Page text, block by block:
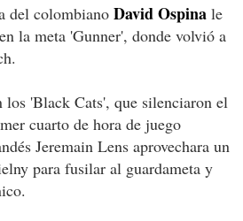
del colombiano David Ospina le
la meta 'Gunner', donde volvió a
los 'Black Cats', que silenciaron el
cuarto de hora de juego
Jeremain Lens aprovechara un
para fusilar al guardameta y